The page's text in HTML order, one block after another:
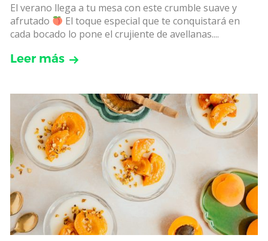
El verano llega a tu mesa con este crumble suave y
afrutado
El toque especial que te conquistará en
cada bocado lo pone el crujiente de avellanas....
Leer más